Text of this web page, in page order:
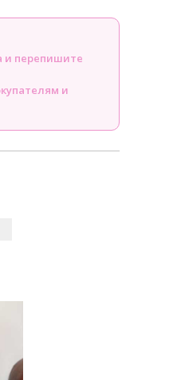
и перепишите
и